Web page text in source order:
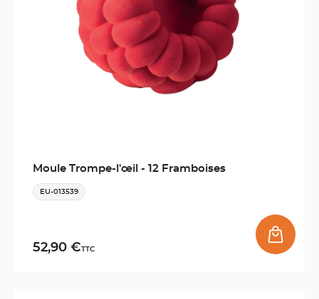
Moule Trompe-l'œil - 12 Framboises
EU-013539
52,90 €TTC